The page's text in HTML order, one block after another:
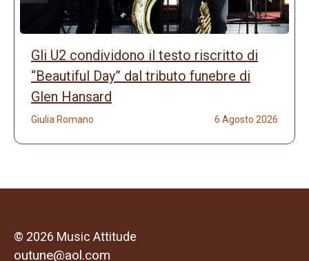
Gli U2 condividono il testo riscritto di
“Beautiful Day” dal tributo funebre di
Glen Hansard
Giulia Romano 6 Agosto 2026
© 2026 Music Attitude
outune@aol.com